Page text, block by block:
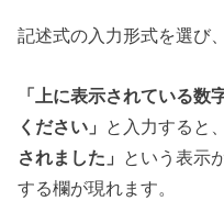
記述式の入力形式を選び
「上に表示されている数
ください」
と入力すると
されました」
という表示
する欄が現れます。